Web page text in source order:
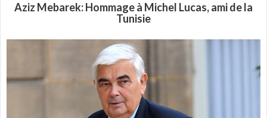
Aziz Mebarek: Hommage à Michel Lucas, ami de la
Tunisie